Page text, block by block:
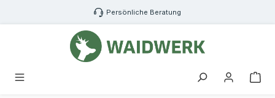
Zum Hauptinhalt springen Persönliche Beratung